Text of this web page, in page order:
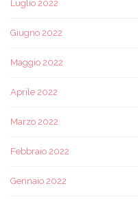
Luglio 2022
Giugno 2022
Maggio 2022
Aprile 2022
Marzo 2022
Febbraio 2022
Gennaio 2022